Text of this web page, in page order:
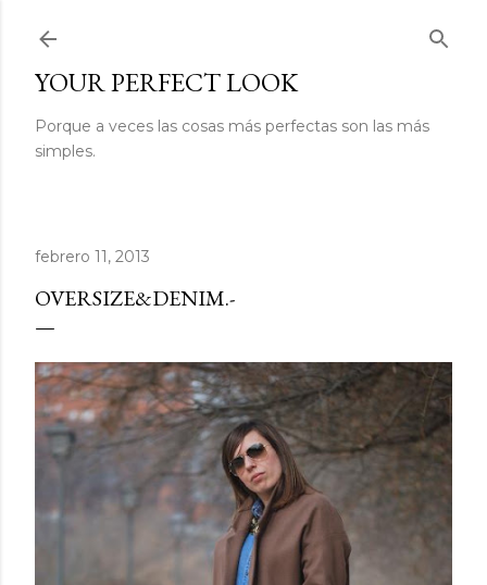
YOUR PERFECT LOOK
Porque a veces las cosas más perfectas son las más
simples.
febrero 11, 2013
OVERSIZE&DENIM.-